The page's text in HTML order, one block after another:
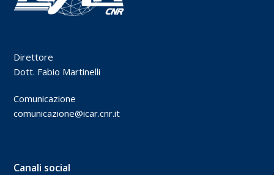
Direttore
Dott. Fabio Martinelli
Comunicazione
comunicazione@icar.cnr.it
Canali social